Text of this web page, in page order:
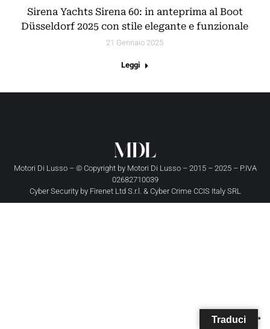
Sirena Yachts Sirena 60: in anteprima al Boot
Düsseldorf 2025 con stile elegante e funzionale
21 Gennaio 2025
Leggi
Motori Di Lusso – © Copyright by Motori Di Lusso– 2015 – 2025 – P.IVA
02682710039
Cyber Security by Firenet Ltd S.r.l. & Cyber Crime CCIS Italy SRL
Traduci